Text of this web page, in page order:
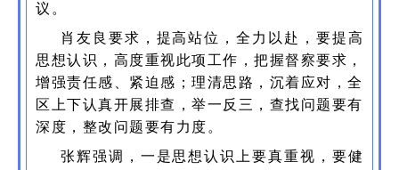
议。
肖友良要求，提高站位，全力以赴，要提高
思想认识，高度重视此项工作，把握督察要求，
增强责任感、紧迫感；理清思路，沉着应对，全
区上下认真开展排查，举一反三，查找问题要有
深度，整改问题要有力度。
张辉强调，一是思想认识上要真重视，要健